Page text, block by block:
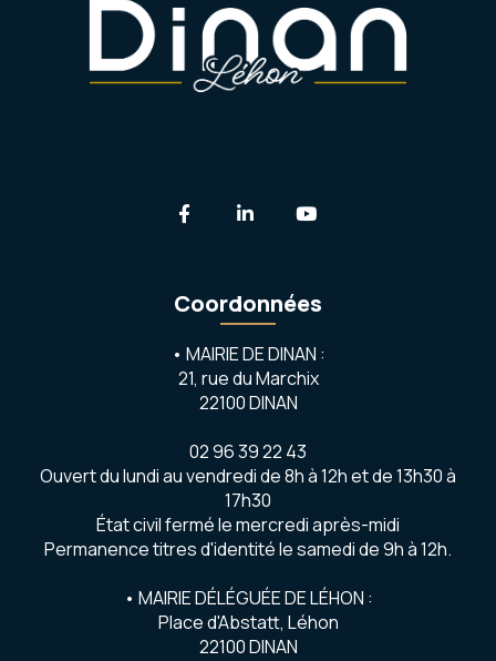
Lien vers le compte Facebook
Lien vers le compte
Coordonnées
• MAIRIE DE DINAN :
21, rue du Marchix
22100 DINAN
02 96 39 22 43
Ouvert du lundi au vendredi de 8h à 12h et de 13h30 à
17h30
État civil fermé le mercredi après-midi
Permanence titres d'identité le samedi de 9h à 12h.
• MAIRIE DÉLÉGUÉE DE LÉHON :
Place d'Abstatt, Léhon
22100 DINAN